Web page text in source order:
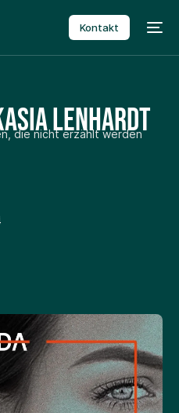
Kontakt
Lenhardt
die nicht erzählt werden